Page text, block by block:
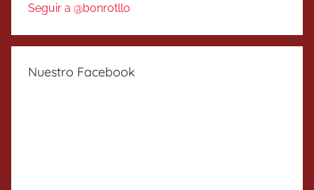
Seguir a @bonrotllo
Nuestro Facebook